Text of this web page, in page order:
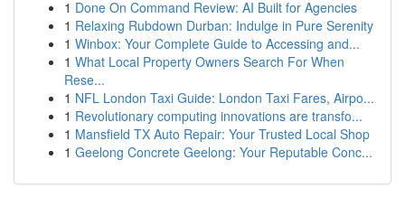
1 Done On Command Review: AI Built for Agencies
1 Relaxing Rubdown Durban: Indulge in Pure Serenity
1 Winbox: Your Complete Guide to Accessing and...
1 What Local Property Owners Search For When
Rese...
1 NFL London Taxi Guide: London Taxi Fares, Airpo...
1 Revolutionary computing innovations are transfo...
1 Mansfield TX Auto Repair: Your Trusted Local Shop
1 Geelong Concrete Geelong: Your Reputable Conc...